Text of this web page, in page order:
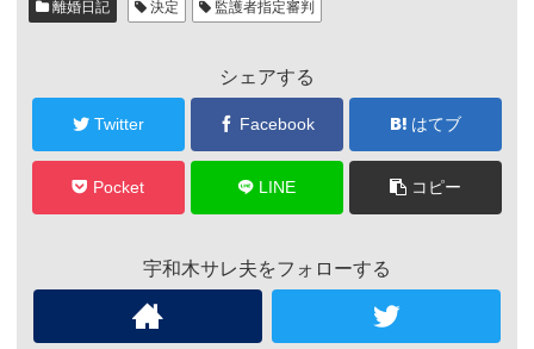
離婚日記 決定 監護者指定審判
シェアする
Twitter Facebook はてブ
Pocket LINE コピー
宇和木サレ夫をフォローする